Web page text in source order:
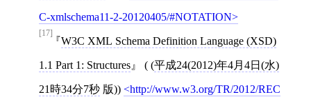
C-xmlschema11-2-20120405/#NOTATION
[17]
W3C XML Schema Definition Language (XSD)
1.1 Part 1: Structures ( (平成24(2012)年4月4日(水)
21時34分7秒 版)) http://www.w3.org/TR/2012/REC